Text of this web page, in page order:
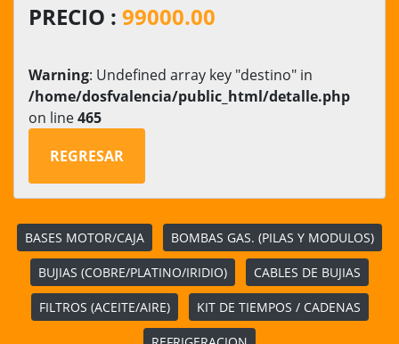
PRECIO : 99000.00
Warning: Undefined array key "destino" in
/home/dosfvalencia/public_html/detalle.php
on line465
REGRESAR
BASES MOTOR/CAJA BOMBAS GAS. (PILAS Y MODULOS)
BUJIAS (COBRE/PLATINO/IRIDIO) CABLES DE BUJIAS
FILTROS (ACEITE/AIRE) KIT DE TIEMPOS / CADENAS